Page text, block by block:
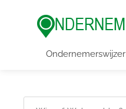
Ondernemerswijzer